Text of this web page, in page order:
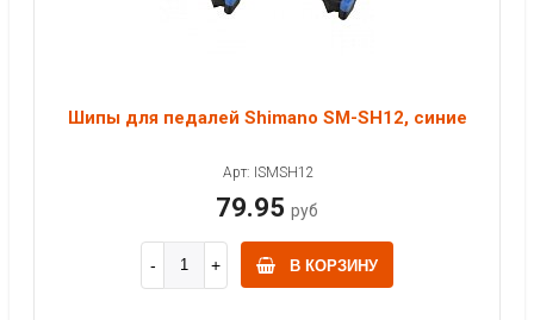
Шипы для педалей Shimano SM-SH12, синие
Арт: ISMSH12
79.95 руб
В КОРЗИНУ